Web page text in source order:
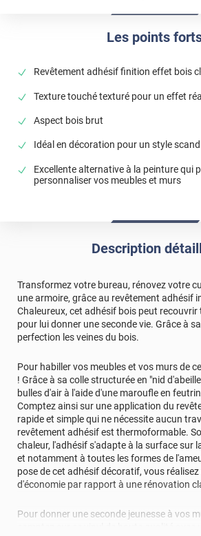
Les points
Revêtement adhésif finition effet bois
Texture touché texturé pour un effet
Aspect bois brut
Idéal en décoration pour un style
Excellente alternative à la peinture qui
personnaliser vos meubles et murs
Buongiorno Stefano, grazie per la
ne correspond pas au chene dore
Description
Transformez votre bureau, rénovez votre
une armoire, grâce au revêtement adhésif
Chaleureux, cet adhésif bois peut
pour lui donner une seconde vie. Grâce à
perfection les veines du bois.
Pour habiller vos meubles et vos murs de
! Grâce à sa colle structurée en "nid
bulles d'air à l'aide d'une maroufle en
Comptez ainsi sur une application du
rapide et simple qui ne nécessite aucun
revêtement adhésif est thermoformable.
chaleur, l'adhésif s'adapte à la surface sur
et notamment à toutes les formes de
pose de cet adhésif décoratif, vous réalisez
d'économie par rapport à une rénovation
Pour donner une seconde jeunesse à vos